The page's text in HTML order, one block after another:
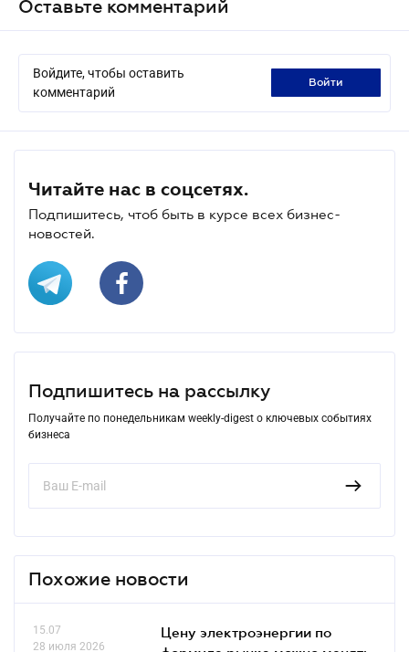
Оставьте комментарий
Войдите, чтобы оставить
комментарий
войти
Читайте нас в соцсетях.
Подпишитесь, чтоб быть в курсе всех бизнес-
новостей.
Подпишитесь на рассылку
Получайте по понедельникам weekly-digest о ключевых событиях
бизнеса
Похожие новости
15.07
28 июля 2026
Цену электроэнергии по